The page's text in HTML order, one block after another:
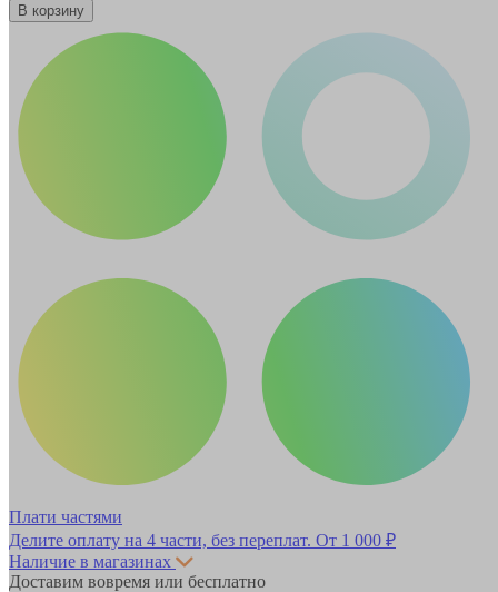
В корзину
Плати частями
Делите оплату на 4 части, без переплат. От 1 000 ₽
Наличие в магазинах
Доставим вовремя или бесплатно